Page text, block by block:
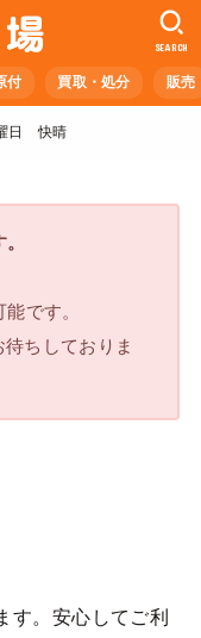
付 買取・処分 販売
SEARCH
日 快晴
です。
ちしておりま
す。安心してご利